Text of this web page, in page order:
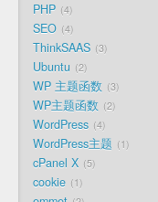
PHP 4
SEO 4
ThinkSAAS 3
Ubuntu 2
WP 主题函数 3
WP主题函数 2
WordPress 4
WordPress主题 1
cPanel X 5
cookie 1